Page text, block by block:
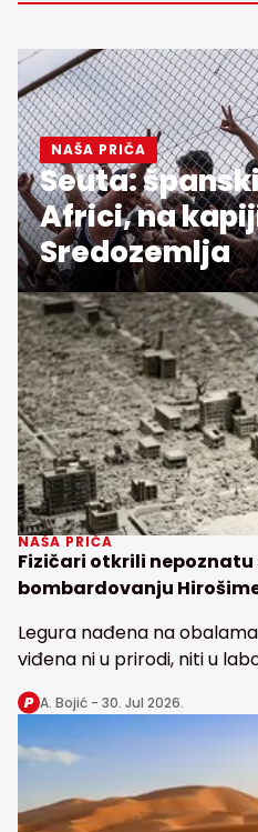
NAŠA PRIČA
Seuta:
Africi, na
Sredozemlja
NAŠA PRIČA
Fizičari otkrili
bombardovanju
Legura nađena na
viđena ni u prirodi, niti u
A. Bojić - 30. Jul 2026.